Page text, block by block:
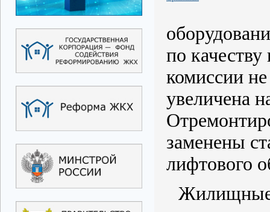
по
комиссии
увеличена
заменены
лифтового
Жилищные